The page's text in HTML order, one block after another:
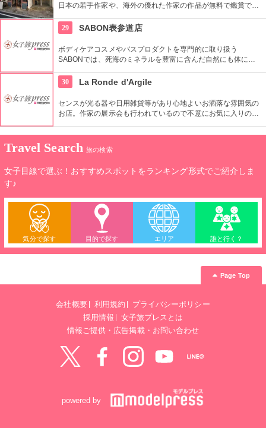
日本の若手作家や、海外の優れた作家の作品が無料で鑑賞でき
29
SABON表参道店
ボディケアコスメやバスプロダクトを専門的に取り扱う
SABONでは、死海のミネラルを豊富に含んだ自然にも体にも
30
La Ronde d'Argile
センスが光る器や日用雑貨等があり心地よいお洒落な雰囲気の
お店。作家の展示会も行われているので不意にお気に入りの作
Travel Search 旅の検索
女子目線で選ぶ！おすすめスポットをランキング形式でご紹介しま
す♪
気分で探す 目的で探す エリア 誰と行く？
Page Top
会社概要 利用規約
プライバシーポリシー
採用情報
女子旅プレスとは
情報ご提供・広告掲載・お問い合わせ
powered by